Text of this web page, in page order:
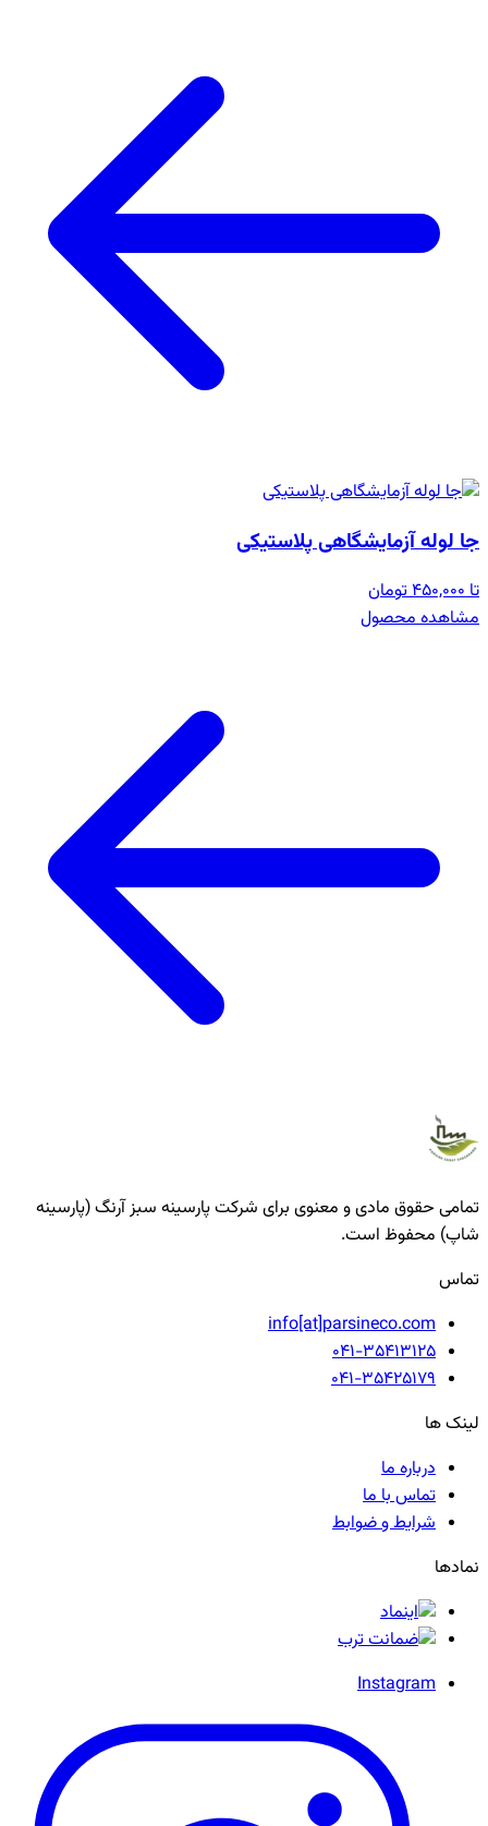
جا لوله آزمایشگاهی پلاستیکی
تا 450,000 تومان
مشاهده محصول
تمامی حقوق مادی و معنوی برای شرکت پارسینه سبز آرنگ (پارسینه
شاپ) محفوظ است.
تماس
info[at]parsineco.com
041-35413125
041-35425179
لینک ها
درباره ما
تماس با ما
شرایط و ضوابط
نمادها
Instagram